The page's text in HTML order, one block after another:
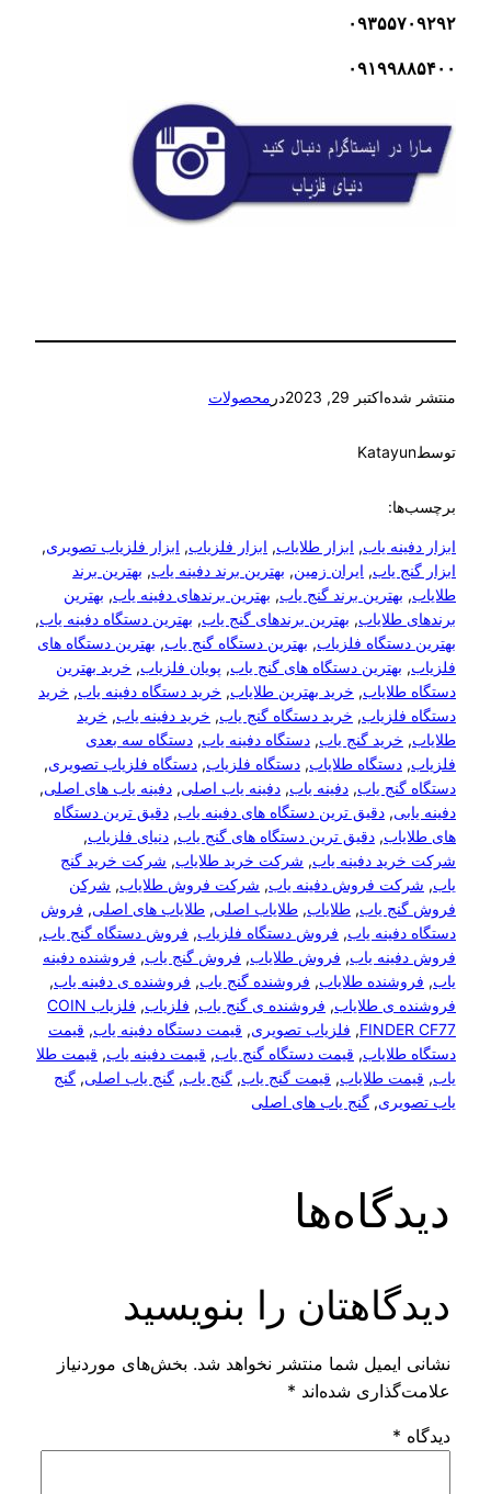
۰۹۳۵۵۷۰۹۲۹۲
۰۹۱۹۹۸۸۵۴۰۰
منتشر شدهاکتبر 29, 2023 درمحصولات
توسطKatayun
برچسب‌ها:
ابزار دفینه یاب, ابزار طلایاب, ابزار فلزیاب, ابزار فلزیاب تصویری,
ابزار گنج یاب, ایران زمین, بهترین برند دفینه یاب, بهترین برند
طلایاب, بهترین برند گنج یاب, بهترین برندهای دفینه یاب, بهترین
برندهای طلایاب, بهترین برندهای گنج یاب, بهترین دستگاه دفینه یاب,
بهترین دستگاه فلزیاب, بهترین دستگاه گنج یاب, بهترین دستگاه های
فلزیاب, بهترین دستگاه های گنج یاب, پویان فلزیاب, خرید بهترین
دستگاه طلایاب, خرید بهترین طلایاب, خرید دستگاه دفینه یاب, خرید
دستگاه فلزیاب, خرید دستگاه گنج یاب, خرید دفینه یاب, خرید
طلایاب, خرید گنج یاب, دستگاه دفینه یاب, دستگاه سه بعدی
فلزیاب, دستگاه طلایاب, دستگاه فلزیاب, دستگاه فلزیاب تصویری,
دستگاه گنج یاب, دفینه یاب, دفینه یاب اصلی, دفینه یاب های اصلی,
دفینه یابی, دقیق ترین دستگاه های دفینه یاب, دقیق ترین دستگاه
های طلایاب, دقیق ترین دستگاه های گنج یاب, دنیای فلزیاب,
شرکت خرید دفینه یاب, شرکت خرید طلایاب, شرکت خرید گنج
یاب, شرکت فروش دفینه یاب, شرکت فروش طلایاب, شرکن
فروش گنج یاب, طلایاب, طلایاب اصلی, طلایاب های اصلی, فروش
دستگاه دفینه یاب, فروش دستگاه فلزیاب, فروش دستگاه گنج یاب,
فروش دفینه یاب, فروش طلایاب, فروش گنج یاب, فروشنده دفینه
یاب, فروشنده طلایاب, فروشنده گنج یاب, فروشنده ی دفینه یاب,
فروشنده ی طلایاب, فروشنده ی گنج یاب, فلزیاب,
فلزیاب COIN
FINDER CF77
, فلزیاب تصویری, قیمت دستگاه دفینه یاب, قیمت
دستگاه طلایاب, قیمت دستگاه گنج یاب, قیمت دفینه یاب, قیمت طلا
یاب, قیمت طلایاب, قیمت گنج یاب, گنج یاب, گنج یاب اصلی, گنج
یاب تصویری, گنج یاب های اصلی
دیدگاه‌ها
دیدگاهتان را بنویسید
نشانی ایمیل شما منتشر نخواهد شد. بخش‌های موردنیاز
علامت‌گذاری شده‌اند*
دیدگاه*